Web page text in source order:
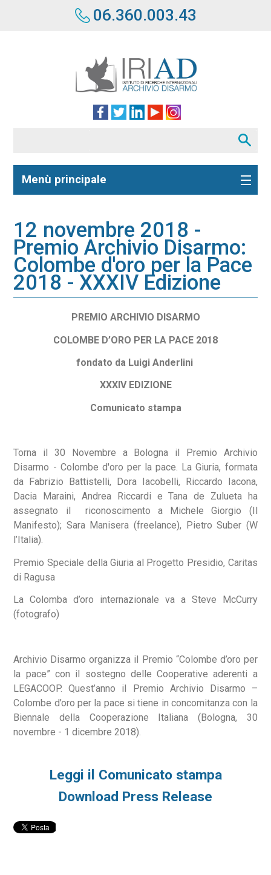
06.360.003.43
Menù principale
12 novembre 2018 -
Premio Archivio Disarmo:
Colombe d'oro per la Pace
2018 - XXXIV Edizione
PREMIO ARCHIVIO DISARMO
COLOMBE D’ORO PER LA PACE 2018
fondato da Luigi Anderlini
XXXIV EDIZIONE
Comunicato stampa
Torna il 30 Novembre a Bologna il Premio Archivio
Disarmo - Colombe d'oro per la pace. La Giuria, formata
da Fabrizio Battistelli, Dora Iacobelli, Riccardo Iacona,
Dacia Maraini, Andrea Riccardi e Tana de Zulueta ha
assegnato il riconoscimento a Michele Giorgio (Il
Manifesto); Sara Manisera (freelance), Pietro Suber (W
l’Italia).
Premio Speciale della Giuria al Progetto Presidio, Caritas
di Ragusa
La Colomba d’oro internazionale va a Steve McCurry
(fotografo)
Archivio Disarmo organizza il Premio “Colombe d’oro per
la pace” con il sostegno delle Cooperative aderenti a
LEGACOOP. Quest’anno il Premio Archivio Disarmo –
Colombe d’oro per la pace si tiene in concomitanza con la
Biennale della Cooperazione Italiana (Bologna, 30
novembre - 1 dicembre 2018).
Leggi il Comunicato stampa
Download Press Release